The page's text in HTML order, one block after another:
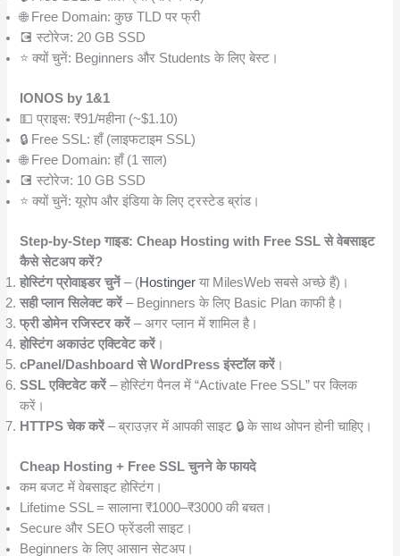
🌐 Free Domain: कुछ TLD पर फ्री
💽 स्टोरेज: 20 GB SSD
⭐ क्यों चुनें: Beginners और Students के लिए बेस्ट।
IONOS by 1&1
💵 प्राइस: ₹91/महीना (~$1.10)
🔒 Free SSL: हाँ (लाइफटाइम SSL)
🌐 Free Domain: हाँ (1 साल)
💽 स्टोरेज: 10 GB SSD
⭐ क्यों चुनें: यूरोप और इंडिया के लिए ट्रस्टेड ब्रांड।
Step-by-Step गाइड: Cheap Hosting with Free SSL से वेबसाइट
कैसे सेटअप करें?
होस्टिंग प्रोवाइडर चुनें– (Hostinger या MilesWeb सबसे अच्छे हैं)।
सही प्लान सिलेक्ट करें– Beginners के लिए Basic Plan काफी है।
फ्री डोमेन रजिस्टर करें– अगर प्लान में शामिल है।
होस्टिंग अकाउंट एक्टिवेट करें।
cPanel/Dashboard से WordPress इंस्टॉल करें।
SSL एक्टिवेट करें– होस्टिंग पैनल में “Activate Free SSL” पर क्लिक
करें।
HTTPS चेक करें– ब्राउज़र में आपकी साइट 🔒 के साथ ओपन होनी चाहिए।
Cheap Hosting + Free SSL चुनने के फायदे
कम बजट में वेबसाइट होस्टिंग।
Lifetime SSL = सालाना ₹1000–₹3000 की बचत।
Secure और SEO फ्रेंडली साइट।
Beginners के लिए आसान सेटअप।